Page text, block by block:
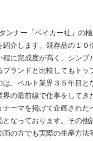
ンナー「ベイカー社」の
介します。既存品の１０
に完成度が高く、シンプ
ランドと比較してもトッ
、ベルト業界３５年目と
の最前線で仕事をしてき
ーマを掲げて企画された
なっております。その他
の方でも実際の生産方法